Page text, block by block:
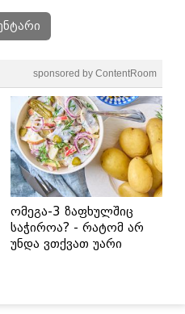
sponsored by ContentRoom
ომეგა-3 ზაფხულშიც
საჭიროა? - რატომ არ
უნდა ვთქვათ უარი